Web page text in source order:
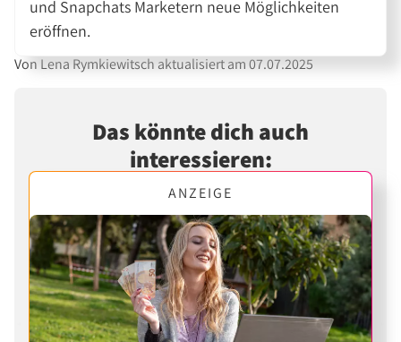
und Snapchats Marketern neue Möglichkeiten
eröffnen.
Von Lena Rymkiewitsch aktualisiert am 07.07.2025
Das könnte dich auch
interessieren:
ANZEIGE